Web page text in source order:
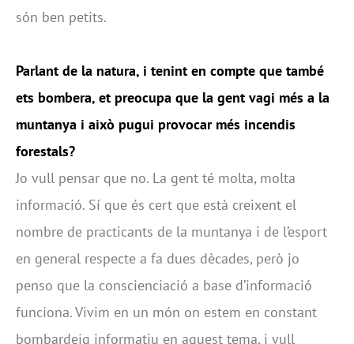
són ben petits.
Parlant de la natura, i tenint en compte que també
ets bombera, et preocupa que la gent vagi més a la
muntanya i això pugui provocar més incendis
forestals?
Jo vull pensar que no. La gent té molta, molta
informació. Sí que és cert que està creixent el
nombre de practicants de la muntanya i de l’esport
en general respecte a fa dues dècades, però jo
penso que la conscienciació a base d’informació
funciona. Vivim en un món on estem en constant
bombardeig informatiu en aquest tema, i vull